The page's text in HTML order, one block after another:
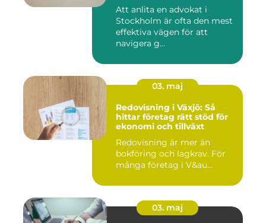
Att anlita en advokat i
Stockholm är ofta den mest
effektiva vägen för att
navigera g...
03. maj
Redovisning i Växjö: Så
hittar företag rätt stöd för
ekonomi och tillväxt
Redovisning är mer än
bokföring och lagkrav. För
många företag i V&au...
03. maj